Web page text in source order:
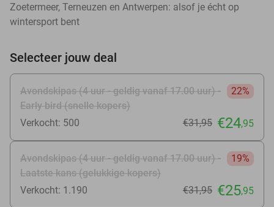
Zoetermeer, Terneuzen en Antwerpen: alsof je écht op
wintersport bent
Selecteer jouw deal
Avondskipas (4 uur - geldig vanaf 17.00 uur) -
Early bird (snelle kopers)
22%
Verkocht: 500 €31,95 €24,95
Avondskipas (4 uur - geldig vanaf 17.00 uur) -
Laatste kans (gelukkige kopers)
19%
Verkocht: 1.190 €31,95 €25,95